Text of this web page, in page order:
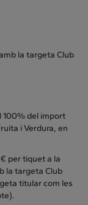
la targeta Club
100% del import
i Verdura, en
per tiquet a la
la targeta Club
titular com les